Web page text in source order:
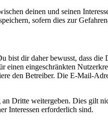
deinen und seinen
sofern dies zur
bist dir daher bewusst, dass
eingeschränkten
den Betreiber. Die E-Mail-
Dritte weitergeben. Dies gilt
Interessen erforderlich sind.